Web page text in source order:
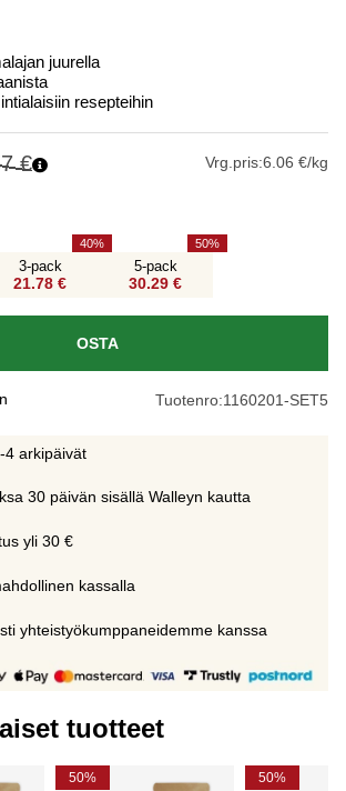
juurella
resepteihin
€ Vrg.pris:6.06 €/kg
3-pack
21.78 €
40
5-pack
30.29 €
50
OSTA
Tuotenro:1160201-SET5
4 arkipäivät
30 päivän sisällä Walleyn kautta
yli 30 €
kassalla
yhteistyökumppaneidemme kanssa
tuotteet
50% 50%